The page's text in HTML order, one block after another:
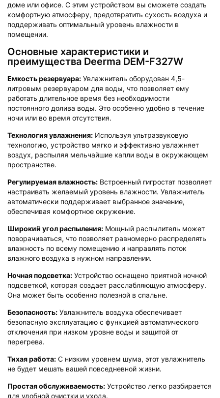
доме или офисе. С этим устройством вы сможете создать
комфортную атмосферу, предотвратить сухость воздуха и
поддерживать оптимальный уровень влажности в
помещении.
Основные характеристики и
преимущества Deerma DEM-F327W
Емкость резервуара: Увлажнитель оборудован 4,5-
литровым резервуаром для воды, что позволяет ему
работать длительное время без необходимости
постоянного долива воды. Это особенно удобно в течение
ночи или во время отсутствия.
Технология увлажнения: Используя ультразвуковую
технологию, устройство мягко и эффективно увлажняет
воздух, распыляя мельчайшие капли воды в окружающем
пространстве.
Регулируемая влажность: Встроенный гигростат позволяет
настраивать желаемый уровень влажности. Увлажнитель
автоматически поддерживает выбранное значение,
обеспечивая комфортное окружение.
Широкий угол распыления: Мощный распылитель может
поворачиваться, что позволяет равномерно распределять
влажность по всему помещению и направлять поток
влажного воздуха в нужном направлении.
Ночная подсветка: Устройство оснащено приятной ночной
подсветкой, которая создает расслабляющую атмосферу.
Она может быть особенно полезной в спальне.
Безопасность: Увлажнитель воздуха обеспечивает
безопасную эксплуатацию с функцией автоматического
отключения при низком уровне воды и защитой от
перегрева.
Тихая работа: С низким уровнем шума, этот увлажнитель
не будет мешать вашей повседневной жизни.
Простая обслуживаемость: Устройство легко разбирается
для удобной очистки и ухода.